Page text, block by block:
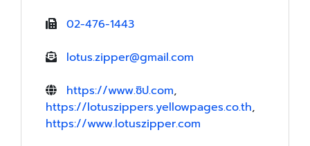
02-476-1443
lotus.zipper@gmail.com
https://www.ซิป.com,
https://lotuszippers.yellowpages.co.th,
https://www.lotuszipper.com